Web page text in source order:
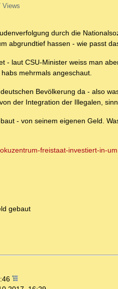
Views
durch die
abgrundtief hassen - wie passt
- laut CSU-Minister weiss man
mehrmals angeschaut.
Bevölkerung da - also
der Integration der Illegalen,
- von seinem eigenen Geld.
freistaat-investiert-in-
gebaut